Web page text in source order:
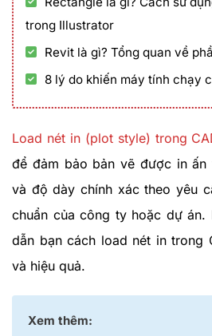
trong Illustrator
Revit là gì? Tổng quan về
8 lý do khiến máy tính chạy
Load nét in (plot style) trong
để đảm bảo bản vẽ được in ấn
và độ dày chính xác theo yêu
chuẩn của công ty hoặc dự án.
dẫn bạn cách load nét in trong
và hiệu quả.
Xem thêm: